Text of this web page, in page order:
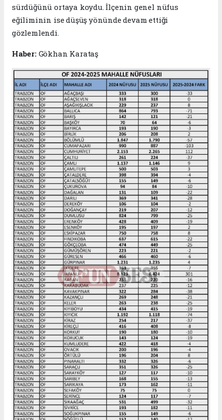
sürdüğünü ortaya koydu. İlçenin genel nüfus
eğiliminin ise düşüş yönünde devam ettiği
gözlemlendi.
Haber: Gökhan Karataş